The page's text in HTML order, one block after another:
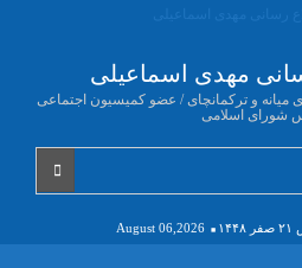
مهدی اسماعیلی
میانه و ترکمانچای / عضو کمیسیون اجتماعی
شورای اسلامی
August 06,2026